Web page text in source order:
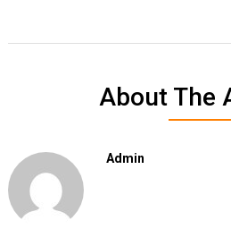
About The
Admin